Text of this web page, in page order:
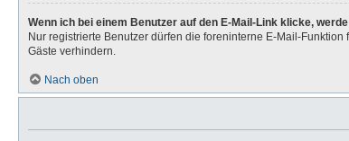
Wenn ich bei einem Benutzer auf den E-Mail-Link klicke,
Nur registrierte Benutzer dürfen die foreninterne E-Mail-
Gäste verhindern.
Nach oben